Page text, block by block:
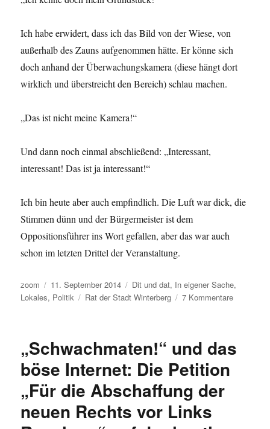
Ich habe erwidert, dass ich das Bild von der Wiese, von
außerhalb des Zauns aufgenommen hätte. Er könne sich
doch anhand der Überwachungskamera (diese hängt dort
wirklich und überstreicht den Bereich) schlau machen.
„Das ist nicht meine Kamera!“
Und dann noch einmal abschließend: „Interessant,
interessant! Das ist ja interessant!“
Ich bin heute aber auch empfindlich. Die Luft war dick, die
Stimmen dünn und der Bürgermeister ist dem
Oppositionsführer ins Wort gefallen, aber das war auch
schon im letzten Drittel der Veranstaltung.
Autor
zoom
Veröffentlicht
am
11. September 2014 Kategorien
Dit und dat, In eigener Sache,
Lokales, Politik Schlagwörter
Rat der Stadt Winterberg 7 Kommentarezu
Luft
„Schwachmaten!“ und das
böse Internet: Die Petition
„Für die Abschaffung der
neuen Rechts vor Links